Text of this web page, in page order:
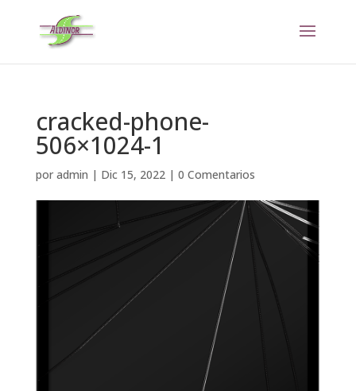
web
sistema
accesibilidad.
cracked-phone-
506×1024-1
por admin | Dic 15, 2022| 0 Comentarios